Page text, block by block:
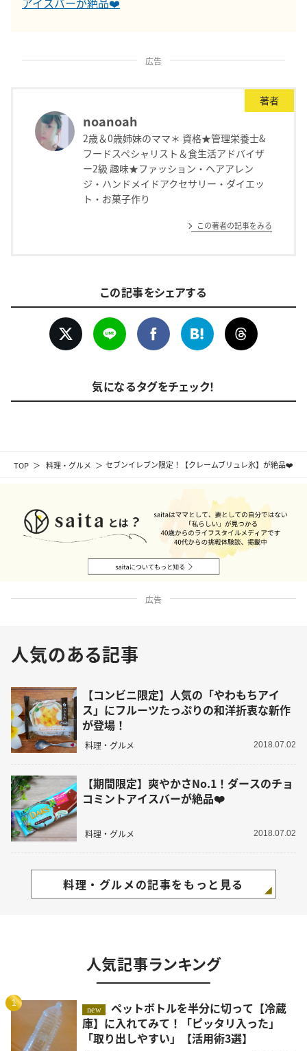
TOP 料理・グルメ セブンイレブン限定！【クレームブリュレ氷】が絶品❤️
広告
著者
noanoah
2歳＆0歳姉妹のママ＊ 資格★管理栄養士&
フードスペシャリスト＆食生活アドバイザ
ー2級 趣味★ファッション・ヘアアレン
ジ・ハンドメイドアクセサリー・ダイエッ
ト・お菓子作り
この著者の記事をみる
この記事をシェアする
気になるタグをチェック！
広告
人気のある記事
【コンビニ限定】人気の「やわもちアイ
ス」にフルーツたっぷりの和洋折衷な新作
が登場！
料理・グルメ 2018.07.02
【期間限定】爽やかさNo.1！ダースのチョ
コミントアイスバーが絶品❤️
料理・グルメ 2018.07.02
料理・グルメの記事をもっと見る
人気記事ランキング
1
new
ペットボトルを半分に切って【冷蔵
庫】に入れてみて！「ピッタリ入った」
「取り出しやすい」【活用術3選】